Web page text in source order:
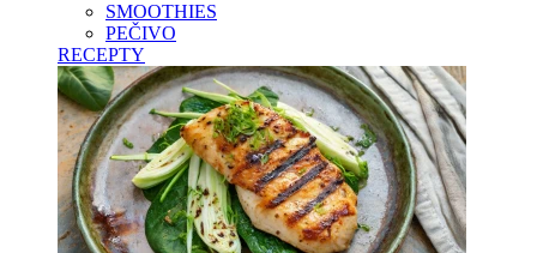
SMOOTHIES
PEČIVO
RECEPTY